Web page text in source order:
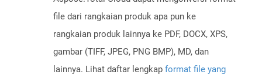
file dari rangkaian produk apa pun ke
rangkaian produk lainnya ke PDF, DOCX, XPS,
gambar (TIFF, JPEG, PNG BMP), MD, dan
lainnya. Lihat daftar lengkap format file yang